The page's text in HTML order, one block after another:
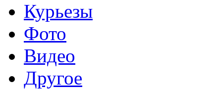
Курьезы
Фото
Видео
Другое